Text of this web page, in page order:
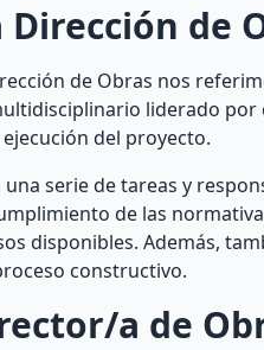
de
de Obras nos
liderado
del proyecto.
serie de tareas y
de las
disponibles. Además,
constructivo.
a de